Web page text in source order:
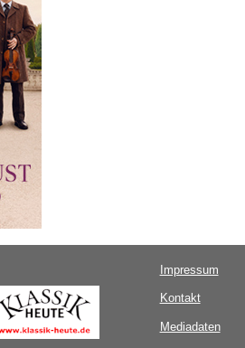
Impressum
Kontakt
Mediadaten